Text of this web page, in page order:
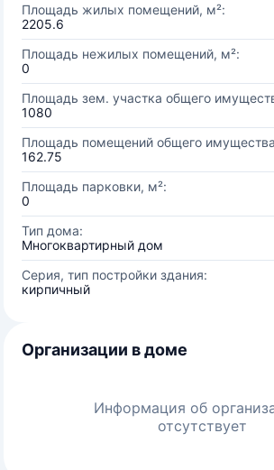
Площадь жилых помещений, м²:
2205.6
Площадь нежилых помещений, м²:
0
Площадь зем. участка общего
1080
Площадь помещений общего
162.75
Площадь парковки, м²:
0
Тип дома:
Многоквартирный дом
Серия, тип постройки здания:
кирпичный
Организации в доме
Информация об
отсутствует